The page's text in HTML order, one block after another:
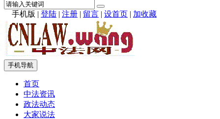
手机版 | 登陆 | 注册 | 留言 | 设首页 | 加收藏
手机导航
首页
中法资讯
政法动态
大家说法